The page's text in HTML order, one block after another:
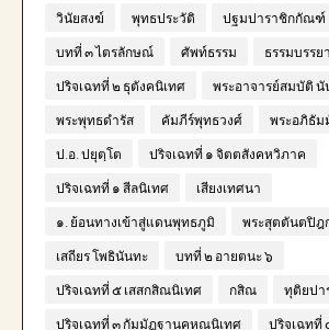
วินัยสงฆ์ พุทธประวัติ ปฐมปาราชิกกัณฑ์
บทที่ ๓ ไตรลักษณ์ ศัพท์ธรรม ธรรมบรรย
ปริจเฉทที่ ๒ ธุตังคนิเทศ พระอาจารย์สมบัติ นั
พระพุทธดำรัส คัมภีร์พุทธวงศ์ พระอภิธัม
ป.อ. ปยุตฺโต ปริจเฉทที่ ๑ จิตตสังคหวิภาค
ปริจเฉทที่ ๑ สีลนิเทศ เสียงเทศนา
๑. ย้อนทางเข้าสู่แดนพุทธภูมิ พระสุตตันตปิฎ
เสถียร โพธินันทะ บทที่ ๒ อายตนะ ๖
ปริจเฉทที่ ๕ เสสกสิณนิเทศ กสิณ ทุติยปา
ปริจเฉทที่ ๓ กัมมัฏฐานคหณนิเทศ ปริจเฉทที่